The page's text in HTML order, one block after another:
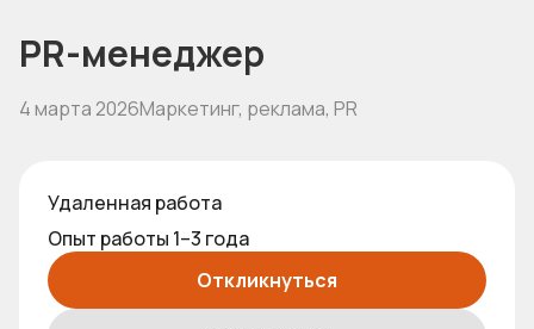
PR-менеджер
4 марта 2026Маркетинг, реклама, PR
Удаленная работа
Опыт работы 1–3 года
Откликнуться